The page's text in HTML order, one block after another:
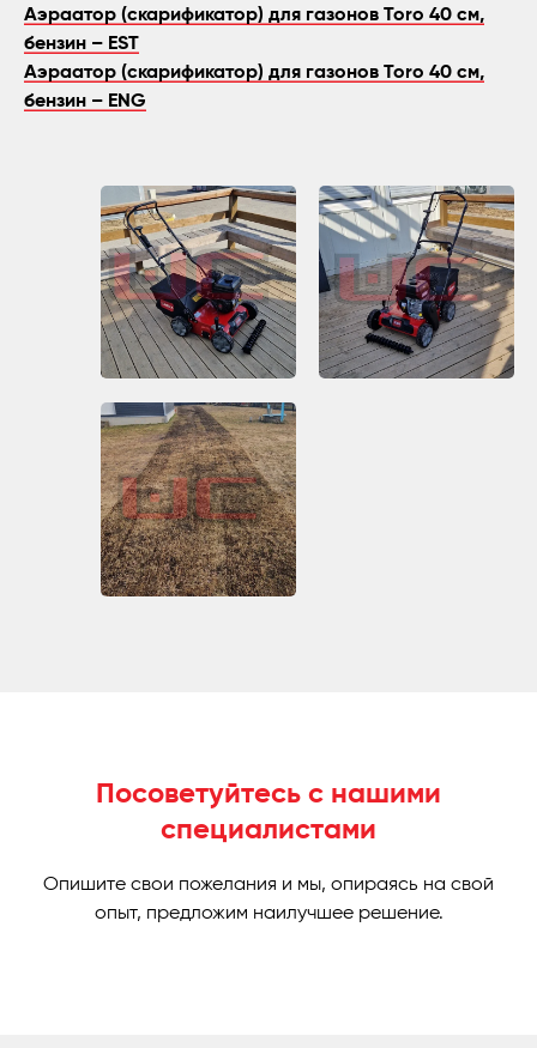
Аэраатор (скарификатор) для газонов Toro 40 см,
бензин – EST
Аэраатор (скарификатор) для газонов Toro 40 см,
бензин – ENG
Посоветуйтесь с нашими
специалистами
Опишите свои пожелания и мы, опираясь на свой
опыт, предложим наилучшее решение.